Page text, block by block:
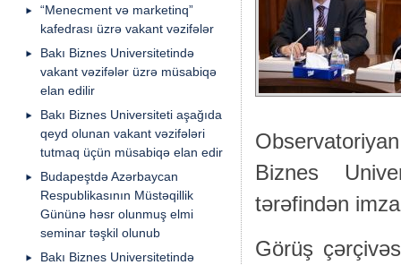
“Menecment və marketinq”
kafedrası üzrə vakant vəzifələr
Bakı Biznes Universitetində
vakant vəzifələr üzrə müsabiqə
elan edilir
Bakı Biznes Universiteti aşağıda
qeyd olunan vakant vəzifələri
tutmaq üçün müsabiqə elan edir
Budapeştdə Azərbaycan
Respublikasının Müstəqillik
Gününə həsr olunmuş elmi
seminar təşkil olunub
Bakı Biznes Universitetində
Biznes
tərəfindən
Görüş